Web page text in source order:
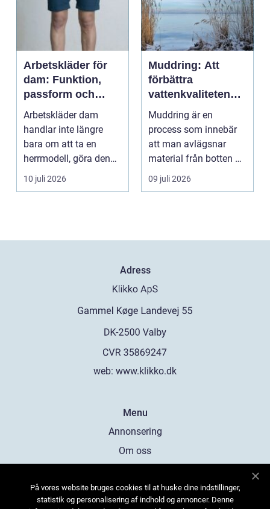
Arbetskläder för
dam: Funktion,
passform och
hållbarhet i fokus
Arbetskläder dam
handlar inte längre
bara om att ta en
herrmodell, göra den
mindre oc...
10 juli 2026
Muddring: Att
förbättra
vattenkvaliteten
och möjliggöra
navigering
Muddring är en
process som innebär
att man avlägsnar
material från botten av
en...
09 juli 2026
Adress
web: www.klikko.dk
Menu
Annonsering
Om oss
Kontakta oss
På vores website bruges cookies til at huske dine indstillinger,
statistik og personalisering af indhold og annoncer. Denne